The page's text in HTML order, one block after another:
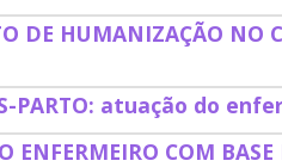
DE HUMANIZAÇÃO NO
PARTO: atuação do
ENFERMEIRO COM